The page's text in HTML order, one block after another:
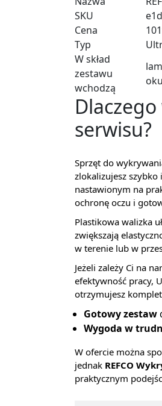
SKU
Cena
Typ
W skład
zestawu
wchodzą
serwisu?
Sprzęt do
zlokalizujesz szybko
nastawionym na
ochronę oczu i
Plastikowa walizka
zwiększają
w terenie lub w
Jeżeli zależy Ci na
efektywność pracy,
otrzymujesz
Gotowy zestaw
Wygoda w
W ofercie można
jednak REFCO
praktycznym